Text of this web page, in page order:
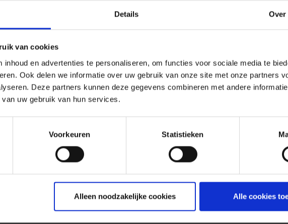
Details Over
van cookies
inhoud en advertenties te personaliseren, om functies voor sociale media te
Ook delen we informatie over uw gebruik van onze site met onze partners
Deze partners kunnen deze gegevens combineren met andere
uw gebruik van hun services.
Voorkeuren Statistieken
Alleen noodzakelijke cookies Alle cookies